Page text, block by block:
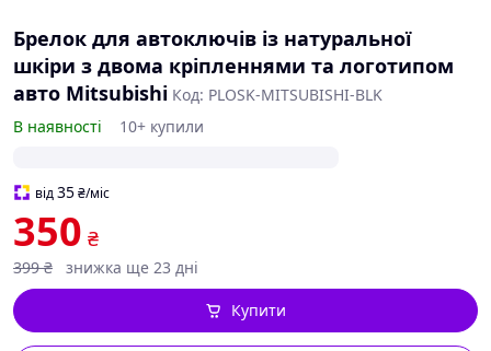
Брелок для автоключів із натуральної
шкіри з двома кріпленнями та логотипом
авто Mitsubishi Код: PLOSK-MITSUBISHI-BLK
В наявності
10+ купили
від35₴/міс
350 ₴
399 ₴ знижка ще 23 дні
Купити